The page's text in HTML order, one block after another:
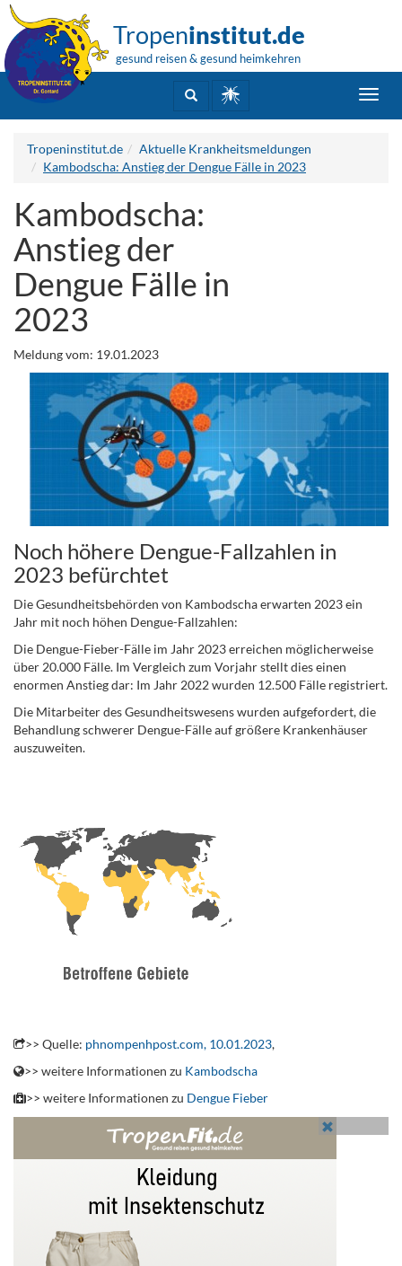
Tropeninstitut.de
gesund reisen & gesund heimkehren
Tropeninstitut.de
Aktuelle Krankheitsmeldungen
Kambodscha: Anstieg der Dengue Fälle in 2023
Kambodscha:
Anstieg der
Dengue Fälle in
2023
Meldung vom: 19.01.2023
Noch höhere Dengue-Fallzahlen in
2023 befürchtet
Die Gesundheitsbehörden von Kambodscha erwarten 2023 ein
Jahr mit noch höhen Dengue-Fallzahlen:
Die Dengue-Fieber-Fälle im Jahr 2023 erreichen möglicherweise
über 20.000 Fälle. Im Vergleich zum Vorjahr stellt dies einen
enormen Anstieg dar: Im Jahr 2022 wurden 12.500 Fälle registriert.
Die Mitarbeiter des Gesundheitswesens wurden aufgefordert, die
Behandlung schwerer Dengue-Fälle auf größere Krankenhäuser
auszuweiten.
>> Quelle: phnompenhpost.com, 10.01.2023,
>> weitere Informationen zu Kambodscha
>> weitere Informationen zu Dengue Fieber